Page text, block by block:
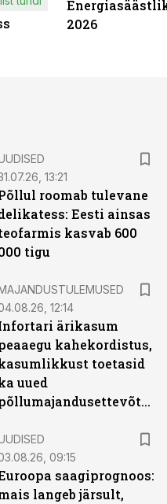
2026
13:21
roomab tulevane
Eesti ainsas
kasvab 600
tigu
12:14
ärikasum
kahekordistus,
toetasid
uued
põllumajandusettevõtted
09:15
saagiprognoos:
langeb järsult,